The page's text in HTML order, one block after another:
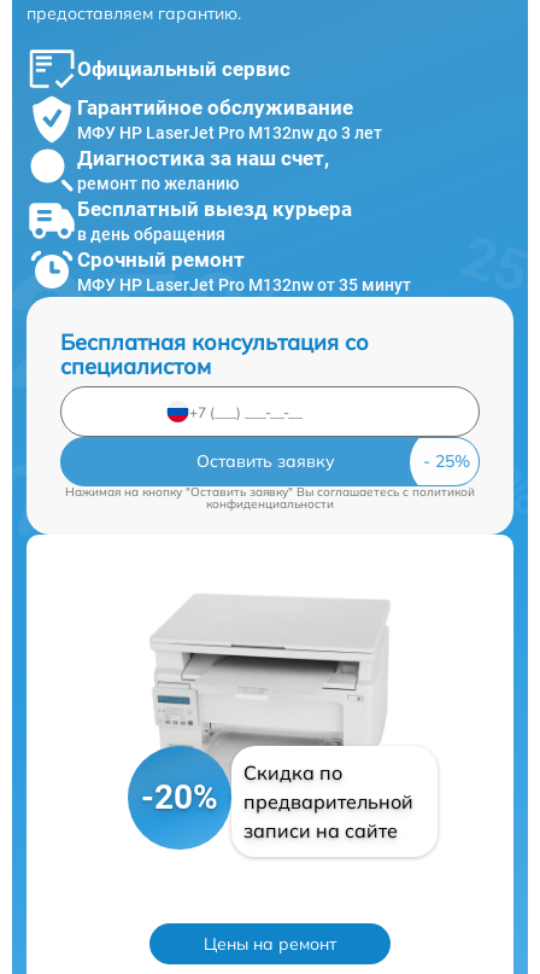
предоставляем гарантию.
Официальный сервис
Гарантийное обслуживание
МФУ HP LaserJet Pro M132nw до 3 лет
Диагностика за наш счет,
ремонт по желанию
Бесплатный выезд курьера
в день обращения
Срочный ремонт
МФУ HP LaserJet Pro M132nw от 35 минут
Бесплатная консультация со
специалистом
Оставить заявку
Нажимая на кнопку "Оставить заявку" Вы соглашаетесь cполитикой
конфиденциальности
-20%
Скидка по
предварительной
записи на сайте
Цены на ремонт